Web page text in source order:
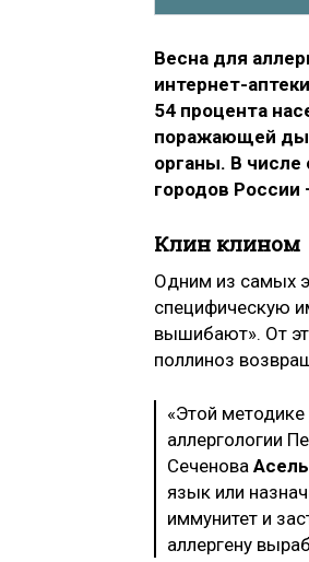
Весна для
интернет-
54 процента
поражающей
органы. В числе
городов России
Клин клином
Одним из самых
специфическую
вышибают». От
поллиноз
«Этой
аллергологии
Сеченова
язык или
иммунитет и
аллергену